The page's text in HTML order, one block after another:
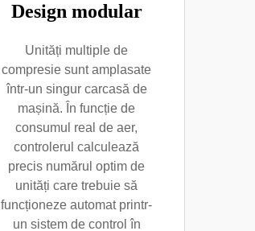
Design modular
Unități multiple de
compresie sunt amplasate
într-un singur carcasă de
mașină. În funcție de
consumul real de aer,
controlerul calculează
precis numărul optim de
unități care trebuie să
funcționeze automat printr-
un sistem de control în